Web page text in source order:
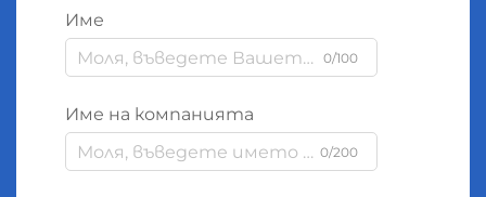
Име
0/100
Име на компанията
0/200